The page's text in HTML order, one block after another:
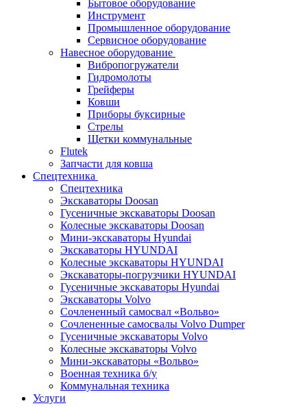
Бытовое оборудование
Инструмент
Промышленное оборудование
Сервисное оборудование
Навесное оборудование
Вибропогружатели
Гидромолоты
Грейферы
Ковши
Приборы буксирные
Стрелы
Щетки коммунальные
Flutek
Запчасти для ковша
Спецтехника
Спецтехника
Экскаваторы Doosan
Гусеничные экскаваторы Doosan
Колесные экскаваторы Doosan
Мини-экскаваторы Hyundai
Экскаваторы HYUNDAI
Колесные экскаваторы HYUNDAI
Экскаваторы-погрузчики HYUNDAI
Гусеничные экскаваторы Hyundai
Экскаваторы Volvo
Сочлененный самосвал «Вольво»
Сочлененные самосвалы Volvo Dumper
Гусеничные экскаваторы Volvo
Колесные экскаваторы Volvo
Мини-экскаваторы «Вольво»
Военная техника б/у
Коммунальная техника
Услуги